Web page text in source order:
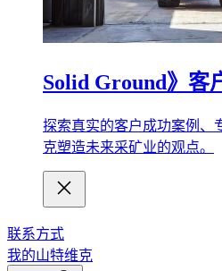
Solid Ground》客
探索真实的客户成功案例、
克塑造未来采矿业的观点。
联系方式
我的山特维克